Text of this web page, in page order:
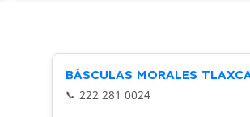
BÁSCULAS MORALES
222 281 0024